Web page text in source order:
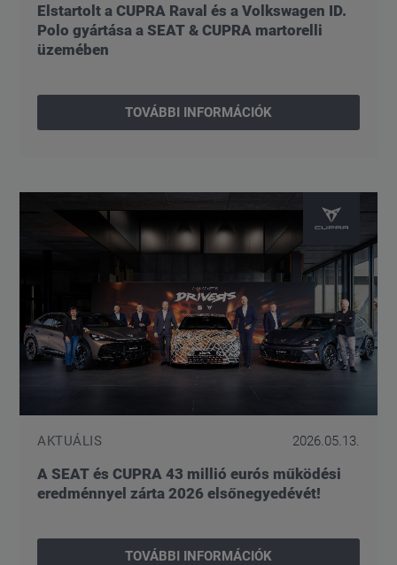
Elstartolt a CUPRA Raval és a Volkswagen ID.
Polo gyártása a SEAT & CUPRA martorelli
üzemében
TOVÁBBI INFORMÁCIÓK
AKTUÁLIS 2026.05.13.
A SEAT és CUPRA 43 millió eurós működési
eredménnyel zárta 2026 elsőnegyedévét!
TOVÁBBI INFORMÁCIÓK